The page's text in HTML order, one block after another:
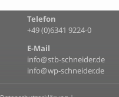
Telefon
+49 (0)6341 9224-0
E-Mail
info@stb-schneider.de
info@wp-schneider.de